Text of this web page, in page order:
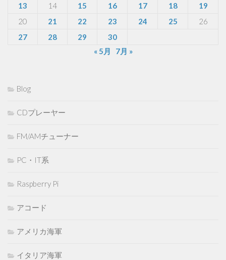
13
14 15 16 17 18
19
20
21 22 23 24 25
26
27
28 29
30
« 5月
7月 »
Blog
CDプレーヤー
FM/AMチューナー
PC・IT系
Raspberry Pi
アコード
アメリカ海軍
イタリア海軍